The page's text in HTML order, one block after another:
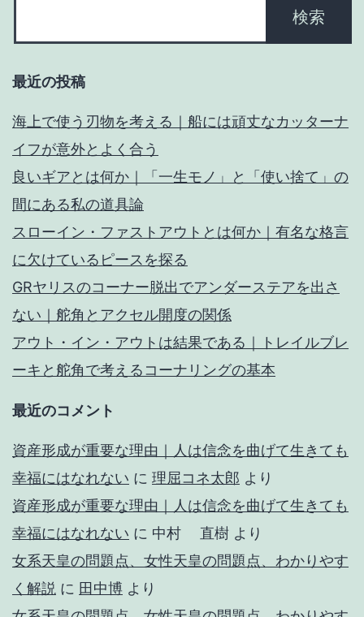
最近の投稿
海上で使う刃物を考える｜船には頑丈なカッターナ
イフが意外とよく合う
良いギアとは何か｜「一生モノ」と「使い捨て」の
間にある私の道具論
スローイン・ファストアウトとは何か｜有名な格言
に欠けているピースを探る
GRヤリスのコーナー脱出でアンダーステアを出さ
ない｜舵角とアクセル開度の関係
アウト・イン・アウトは結果である｜トレイルブレ
ーキと舵角で考えるコーナリングの基本
最近のコメント
資産形成が重要な理由｜人は信念を曲げて生きても
幸福にはなれない に 理屈コネ太郎 より
資産形成が重要な理由｜人は信念を曲げて生きても
幸福にはなれない に 中村 直樹 より
女系天皇の問題点、女性天皇の問題点、わかりやす
く解説 に 田中博 より